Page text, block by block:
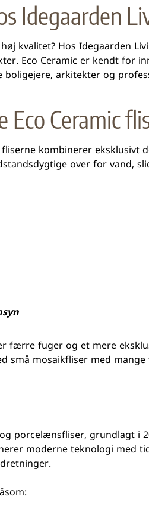
Idegaarden
kvalitet? Hos Idegaarden
Eco Ceramic er kendt for
arkitekter og
Ceramic
kombinerer eksklusivt
over for vand,
færre fuger og et mere
små mosaikfliser med mange
porcelænsfliser, grundlagt i
moderne teknologi med